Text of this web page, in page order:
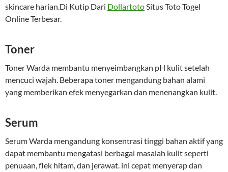
skincare harian.Di Kutip Dari DollartotoSitus Toto Togel
Online Terbesar.
Toner
Toner Warda membantu menyeimbangkan pH kulit setelah
mencuci wajah. Beberapa toner mengandung bahan alami
yang memberikan efek menyegarkan dan menenangkan kulit.
Serum
Serum Warda mengandung konsentrasi tinggi bahan aktif yang
dapat membantu mengatasi berbagai masalah kulit seperti
penuaan, flek hitam, dan jerawat. ini cepat menyerap dan